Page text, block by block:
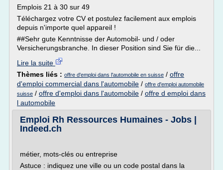
Emplois 21 à 30 sur 49
Téléchargez votre CV et postulez facilement aux emplois
depuis n'importe quel appareil !
##Sehr gute Kenntnisse der Automobil- und / oder
Versicherungsbranche. In dieser Position sind Sie für die...
Lire la suite
Thèmes liés : offre d'emploi dans l'automobile en suisse / offre
d'emploi commercial dans l'automobile / offre d'emploi automobile
suisse / offre d'emploi dans l'automobile / offre d emploi dans
l automobile
Emploi Rh Ressources Humaines - Jobs |
Indeed.ch
métier, mots-clés ou entreprise
Astuce : indiquez une ville ou un code postal dans la